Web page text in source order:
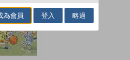
為會員 登入 略過